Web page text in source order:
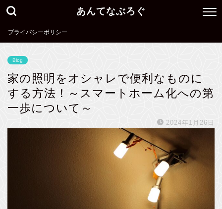
あんてなぶろぐ
プライバシーポリシー
Blog
家の照明をオシャレで便利なものに
する方法！～スマートホーム化への第
一歩について～
2024年1月26日